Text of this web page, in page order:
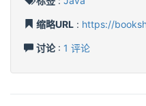
缩略URL : https://
讨论: 1 评论